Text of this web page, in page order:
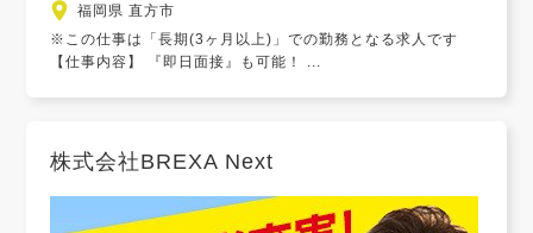
福岡県 直方市
※この仕事は「長期(3ヶ月以上)」での勤務となる求人です
【仕事内容】 『即日面接』も可能！ ...
株式会社BREXA Next